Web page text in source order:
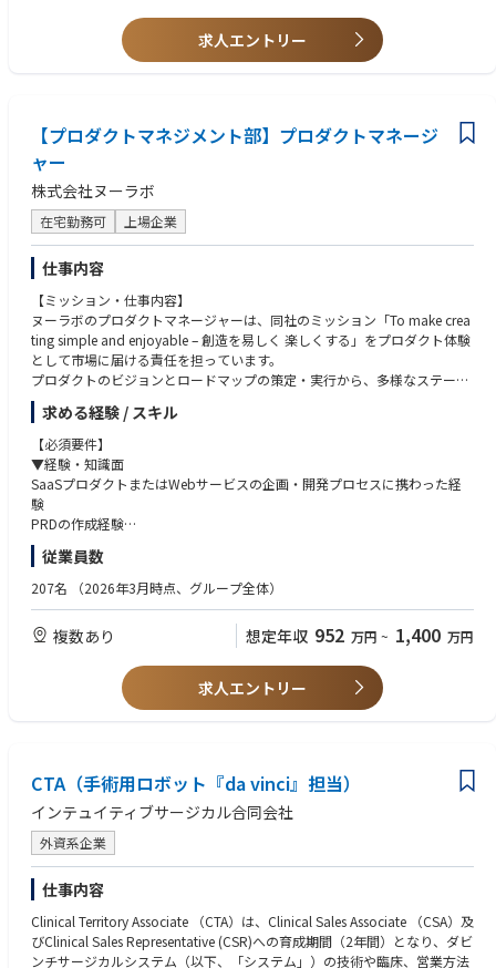
求人エントリー
【プロダクトマネジメント部】プロダクトマネージ
ャー
株式会社ヌーラボ
在宅勤務可 上場企業
仕事内容
【ミッション・仕事内容】
ヌーラボのプロダクトマネージャーは、同社のミッション「To make crea
ting simple and enjoyable – 創造を易しく 楽しくする」をプロダクト体験
として市場に届ける責任を担っています。
プロダクトのビジョンとロードマップの策定・実行から、多様なステーク
ホルダーのハブとなり、リリース後の市場浸透施策まで、PdMとPMMの両
面を横断的に担当します。
【具体的な挑戦課題】
プロダクト戦略・ビジョン・ロードマップの策定と優先順位付け
データ構造や制約を理解した上での、PRD（プロダクト要件定義書）への
落とし込み
開発・デザイン・CS・マーケティングなど、多様なチームとの共創・合意
形成
■ヌーラボサービスの事業規模拡大
ながら魅力的な製品を提供し続けます。
プロダクト戦略の策定・実行、プロダクトビジョン / ロードマップの策
■プロダクト要件定義とプロジェクトマネジメント
ユーザーストーリーや要件定義などをPRDに落とし込み、開発要件を明確
化します。
エンジニアやデザイナーと協働し、アジャイル開発の手法を活用したプロ
ジェクトを推進します。
■効果測定とデータ分析
パフォーマンス測定、ユーザー行動ログや調査結果の分析・振り返りを通
して、継続的な改善を推進します。
求める経験 / スキル
【必須要件】
▼経験・知識面
SaaSプロダクトまたはWebサービスの企画・開発プロセスに携わった経
験
PRDの作成経験
エンジニアやデザイナーとの協業経験
アジャイル開発（Scrum / Kanbanなど）の手法を用いたPM経験
定量・定性データ分析の基礎知識およびBIツールの利用経験
▼素養・スキル面
遊び心を持って取り組むことができる
顧客の声をただ聞くだけでなく、ヌーラボのミッションに共感してプロダ
クト開発に取り組んでいただきたいと考えます。
進んでアウトプット・言語化できるスキル
英語でのコミュニケーションに抵抗がない方（翻訳ツールの利用可 / 今後
海外メンバーとの連携を強化していきます）
【歓迎要件】
バックオフィス向け事業に関するユーザー像・ドメインの深い解像度
ユーザーリサーチ・インタビューの実施および開発プロセスへの組み込
み、改善をリードした経験
データ分析スキル（SQL / Mixpanel / Tableau等の利用経験）とクリエイ
ティブな発想を併せ持つ方
UXデザインやUI設計に関する知識、またはプロジェクトマネジメント関連
従業員数
207名 （2026年3月時点、グループ全体）
複数あり 想定年収 952 万円 ~ 1,400 万円
求人エントリー
CTA（手術用ロボット『da vinci』担当）
インテュイティブサージカル合同会社
外資系企業
仕事内容
Clinical Territory Associate （CTA）は、Clinical Sales Associate （CSA）及
びClinical Sales Representative (CSR)への育成期間（2年間）となり、ダビ
ンチサージカルシステム（以下、「システム」）の技術や臨床、営業方法